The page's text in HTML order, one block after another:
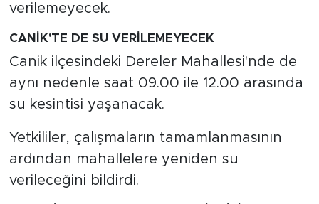
verilemeyecek.
CANİK'TE DE SU VERİLEMEYECEK
Canik ilçesindeki Dereler Mahallesi'nde de
aynı nedenle saat 09.00 ile 12.00 arasında
su kesintisi yaşanacak.
Yetkililer, çalışmaların tamamlanmasının
ardından mahallelere yeniden su
verileceğini bildirdi.